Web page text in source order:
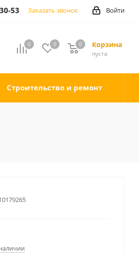
Войти
53 Заказать звонок
0 0 Корзина
0
пуста
0
Строительство и ремонт